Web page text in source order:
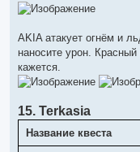
AKIA атакует огнём и
наносите урон. Красный
кажется.
15. Terkasia
Название квеста